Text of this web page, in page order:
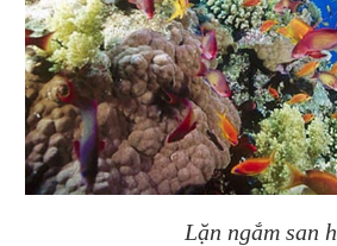
Lặn ngắm san